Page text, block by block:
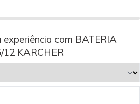
com BATERIA
KARCHER